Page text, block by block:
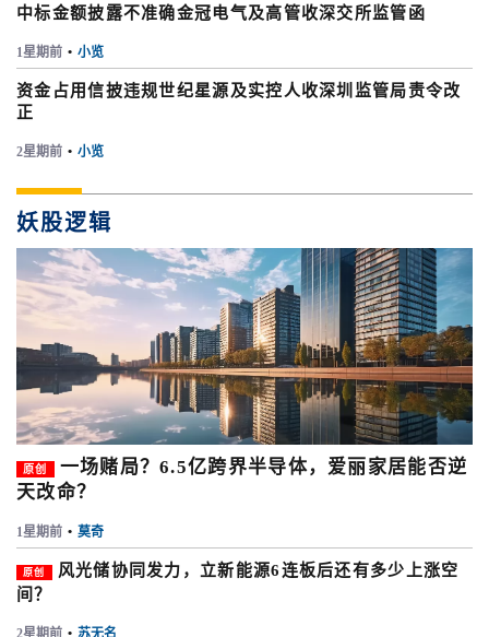
中标金额披露不准确金冠电气及高管收深交所监管函
1星期前 • 小览
资金占用信披违规世纪星源及实控人收深圳监管局责令改
正
2星期前 • 小览
妖股逻辑
原创
一场赌局？6.5亿跨界半导体，爱丽家居能否逆
天改命？
1星期前 • 莫奇
原创
风光储协同发力，立新能源6连板后还有多少上涨空
间？
2星期前 • 苏无名